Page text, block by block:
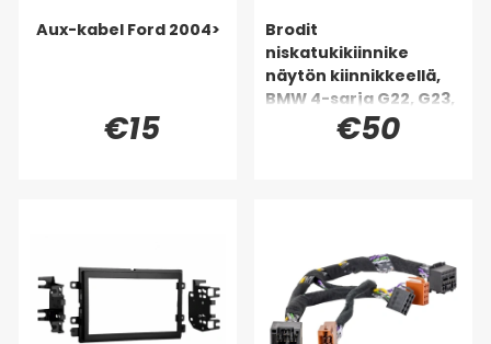
Aux-kabel Ford 2004>
€15
Brodit
niskatukikiinnike
näytön kiinnikkeellä,
BMW 4-sarja G22, G23,
G24, G26 88-26
€50